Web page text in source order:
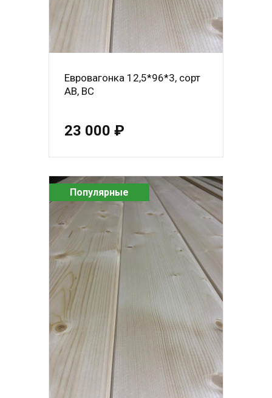
Евровагонка 12,5*96*3, сорт
АВ, ВС
23 000 ₽
Популярные